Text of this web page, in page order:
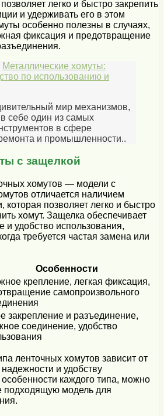
легко и быстро закрепить
и удерживать его в этом
особенно полезны в случаях,
фиксация и предотвращение
Металлические хомуты:
по использованию и
мир механизмов,
себе один из самых
в сфере
и промышленности..
с защелкой
хомутов — модели с
отличается наличием
которая позволяет легко и быстро
хомут. Защелка обеспечивает
и удобство использования,
требуется частая замена или
Особенности
крепление, легкая фиксация,
самопроизвольного
закрепление и разъединение,
соединение, удобство
ленточных хомутов зависит от
и удобству
каждого типа, можно
подходящую модель для